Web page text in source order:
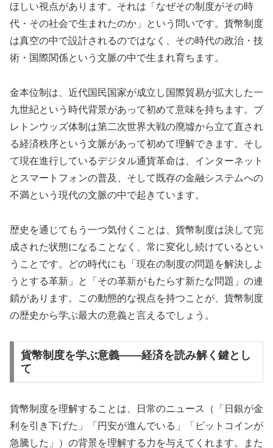
ほしい視点があります。それは「なぜその制度がその時
代・その社会で生まれたのか」という問いです。貨幣制度
は真空の中で設計されるのではなく、その時代の政治・技
術・国際関係という文脈の中で生まれ育ちます。
金本位制は、近代国民国家が成立し国際貿易が拡大した一
九世紀という時代背景があって初めて意味を持ちます。ブ
レトンウッズ体制は第二次世界大戦の廃墟から立て直され
る経済秩序という文脈があって初めて理解できます。そし
て現在進行しているデジタル通貨革命は、インターネット
とスマートフォンの普及、そして既存の金融システムへの
不満という現代の文脈の中で起きています。
歴史を通じてもう一つ気付くことは、貨幣制度は決して完
成された状態になることなく、常に変化し続けているとい
うことです。どの時代にも「現在の制度の問題を解決しよ
うとする革新」と「その革新がもたらす新たな問題」の連
鎖があります。この動態的な視点を持つことが、貨幣制度
の歴史から学ぶ最大の意義と言えるでしょう。
貨幣制度を学ぶ意義——経済を読み解く鍵とし
て
貨幣制度を理解することは、日常のニュース（「日銀が金
利を引き下げた」「円安が進んでいる」「ビットコインが
急騰した」）の背景を理解する力を与えてくれます。また